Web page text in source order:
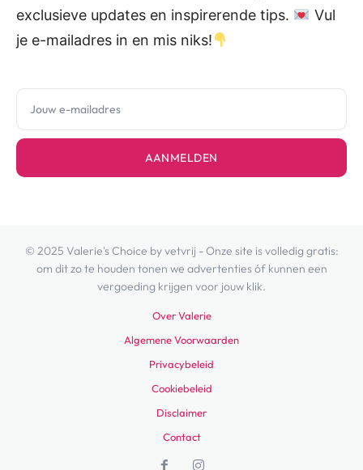
exclusieve updates en inspirerende tips.
Vul
je e-mailadres in en mis niks!
AANMELDEN
© 2025 Valerie's Choice by vetvrij - Onze site is volledig gratis:
om dit zo te houden tonen we advertenties óf kunnen een
vergoeding krijgen voor jouw klik.
Over Valerie
Algemene Voorwaarden
Privacybeleid
Cookiebeleid
Disclaimer
Contact